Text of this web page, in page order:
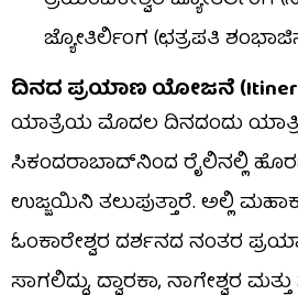
ಜ್ಯೋತಿರ್ಲಿಂಗ (ಛತ್ರಪತಿ
ದಿನದ ಪ್ರಯಾಣ ಯೋಜನೆ
ಯಾತ್ರೆಯ ಮೊದಲ ದಿನದಂದು
ಸಿಕಂದರಾಬಾದ್‌ನಿಂದ ರೈಲಿನಲ್ಲಿ
ಉಜ್ಜಯಿನಿ ತಲುಪುತ್ತಾರೆ. ಅಲ್ಲಿ
ಓಂಕಾರೇಶ್ವರ ದರ್ಶನದ ನಂತರ
ಸಾಗಲಿದ್ದು, ದ್ವಾರಕಾ, ನಾಗೇಶ್ವರ